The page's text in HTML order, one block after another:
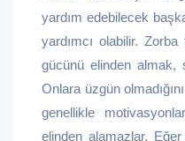
yardım edebilecek
yardımcı olabilir.
gücünü elinden almak,
Onlara üzgün
genellikle
elinden alamazlar.